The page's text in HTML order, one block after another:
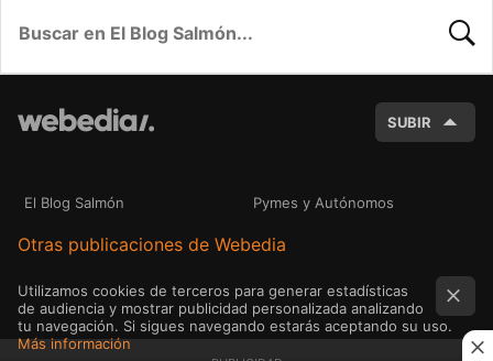
SUBIR
El Blog Salmón Pymes y Autónomos
Otras publicaciones de Webedia
Utilizamos cookies de terceros para generar estadísticas
de audiencia y mostrar publicidad personalizada analizando
tu navegación. Si sigues navegando estarás aceptando su uso.
Más información